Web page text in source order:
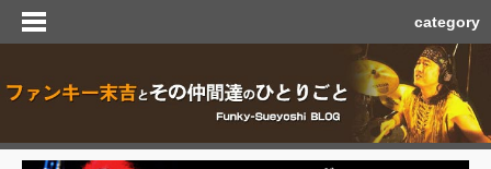
category